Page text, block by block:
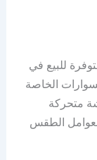
للبيع في
الخاصة
متحركة
لعوامل الطقس